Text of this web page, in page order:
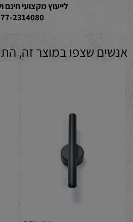
לייעוץ מקצועי חינם
2314080
אנשים שצפו במוצר זה,